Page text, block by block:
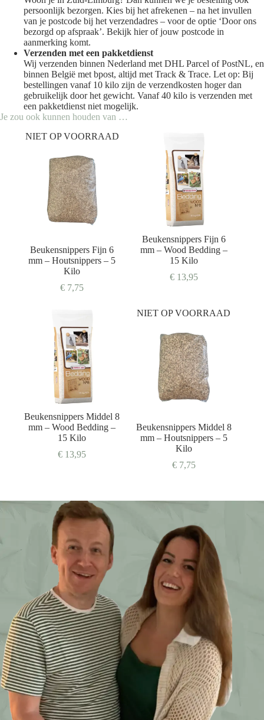
persoonlijk bezorgen. Kies bij het afrekenen – na het invullen
van je postcode bij het verzendadres – voor de optie ‘Door ons
bezorgd op afspraak’. Bekijk hierof jouw postcode in
aanmerking komt.
Verzenden met een pakketdienst
Wij verzenden binnen Nederland met DHL Parcel of PostNL, en
binnen België met bpost, altijd met Track & Trace. Let op: Bij
bestellingen vanaf 10 kilo zijn de verzendkosten hoger dan
gebruikelijk door het gewicht. Vanaf 40 kilo is verzenden met
een pakketdienst niet mogelijk.
Je zou ook kunnen houden van …
NIET OP VOORRAAD
Beukensnippers Fijn 6
mm – Houtsnippers – 5
Kilo
€ 7,75
Beukensnippers Fijn 6
mm – Wood Bedding –
15 Kilo
€13,95
Beukensnippers Middel 8
mm – Wood Bedding –
15 Kilo
€ 13,95
NIET OP VOORRAAD
Beukensnippers Middel 8
mm – Houtsnippers – 5
Kilo
€7,75